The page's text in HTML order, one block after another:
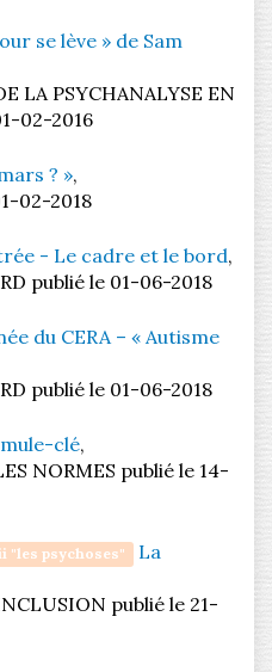
se lève » de Sam
LA PSYCHANALYSE EN
02-2016
? »,
02-2018
- Le cadre et le bord,
publié le 01-06-2018
du CERA – « Autisme
publié le 01-06-2018
clé,
NORMES publié le 14-
"les psychoses"
La
publié le 21-